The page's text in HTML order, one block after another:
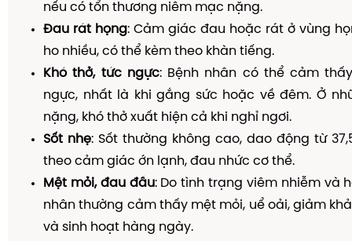
nếu có tổn thương niêm mạc nặng.
Đau rát họng: Cảm giác đau hoặc rát ở vùng
ho nhiều, có thể kèm theo khàn tiếng.
Khó thở, tức ngực: Bệnh nhân có thể cảm
ngực, nhất là khi gắng sức hoặc về đêm. Ở
nặng, khó thở xuất hiện cả khi nghỉ ngơi.
Sốt nhẹ: Sốt thường không cao, dao động từ
theo cảm giác ớn lạnh, đau nhức cơ thể.
Mệt mỏi, đau đầu: Do tình trạng viêm nhiễm và
nhân thường cảm thấy mệt mỏi, uể oải, giảm
và sinh hoạt hàng ngày.